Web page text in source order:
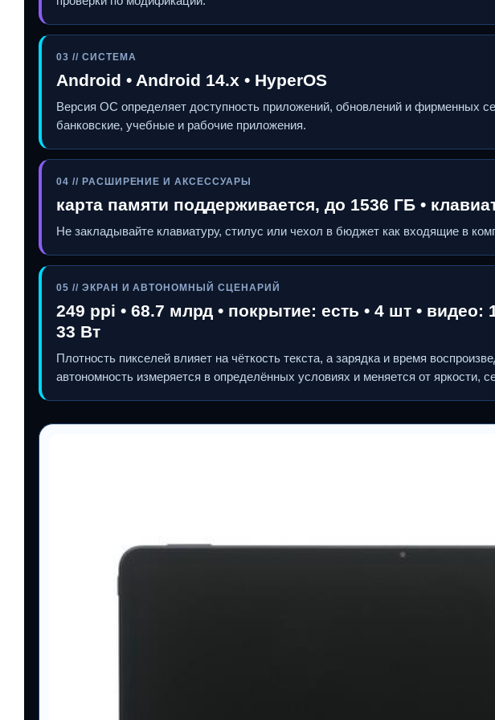
03 // СИСТЕМА
Android • Android 14.x • HyperOS
Версия ОС определяет доступность приложений, обновлений и фирменных
банковские, учебные и рабочие приложения.
04 // РАСШИРЕНИЕ И АКСЕССУАРЫ
карта памяти поддерживается, до 1536 ГБ •
Не закладывайте клавиатуру, стилус или чехол в бюджет как входящие в
05 // ЭКРАН И АВТОНОМНЫЙ СЦЕНАРИЙ
249 ppi • 68.7 млрд • покрытие: есть • 4 шт • видео:
33 Вт
Плотность пикселей влияет на чёткость текста, а зарядка и время
автономность измеряется в определённых условиях и меняется от яркости,